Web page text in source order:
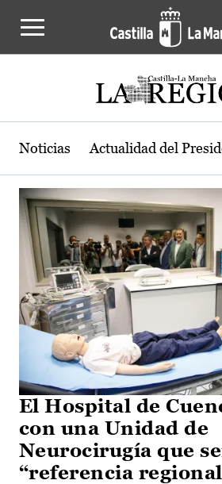
Actualidad de la
Noticias Actualidad del
El Hospital de
con una Unidad de
Neurocirugía que
“referencia